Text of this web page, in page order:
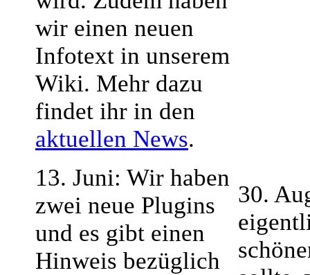
wir einen neuen
Infotext in unserem
Wiki. Mehr dazu
findet ihr in den
aktuellen News.
13. Juni: Wir haben
zwei neue Plugins
und es gibt einen
Hinweis bezüglich
30.